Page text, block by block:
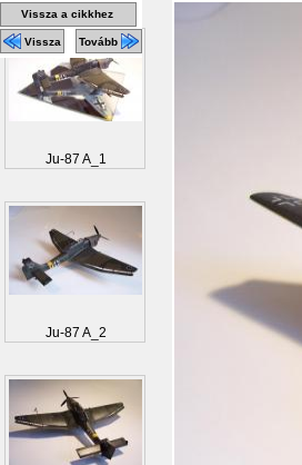
Vissza a cikkhez
Vissza Tovább
Ju-87 A_1
Ju-87 A_2